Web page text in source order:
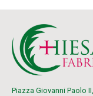
Piazza Giovanni Paolo